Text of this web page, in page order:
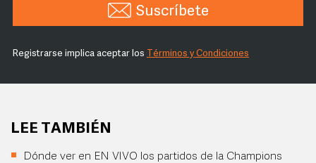
Suscríbete
Registrarse implica aceptar los Términos y Condiciones
LEE TAMBIÉN
Dónde ver en EN VIVO los partidos de la Champions